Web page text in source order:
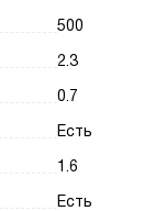
500
2.3
0.7
Есть
1.6
Есть